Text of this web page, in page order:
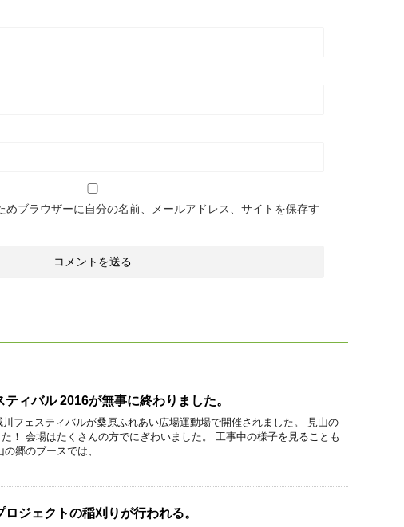
めブラウザーに自分の名前、メールアドレス、サイトを保存す
ティバル 2016が無事に終わりました。
川フェスティバルが桑原ふれあい広場運動場で開催されました。 見山の
！ 会場はたくさんの方でにぎわいました。 工事中の様子を見ることも
郷のブースでは、 ...
ジェクトの稲刈りが行われる。